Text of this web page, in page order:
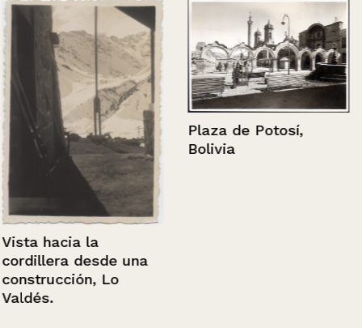
Vista hacia la
cordillera desde una
construcción, Lo
Valdés.
Plaza de Potosí,
Bolivia